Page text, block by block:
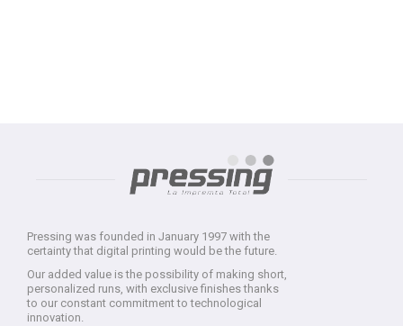
Pressing was founded in January 1997 with the
certainty that digital printing would be the future.
Our added value is the possibility of making short,
personalized runs, with exclusive finishes thanks
to our constant commitment to technological
innovation.